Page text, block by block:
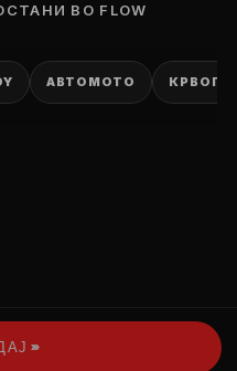
ВО FLOW
АВТОМОТО
›››